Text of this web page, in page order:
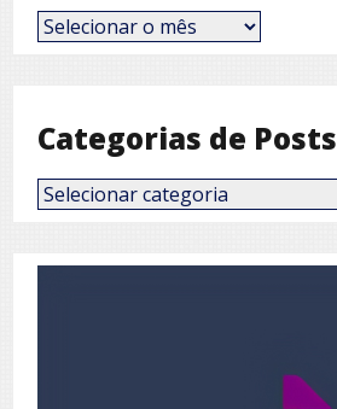
Posts
por
Categorias de Posts
Categorias
de